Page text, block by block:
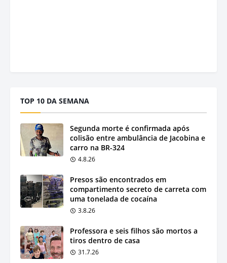
TOP 10 DA SEMANA
Segunda morte é confirmada após
colisão entre ambulância de Jacobina e
carro na BR-324
4.8.26
Presos são encontrados em
compartimento secreto de carreta com
uma tonelada de cocaína
3.8.26
Professora e seis filhos são mortos a
tiros dentro de casa
31.7.26